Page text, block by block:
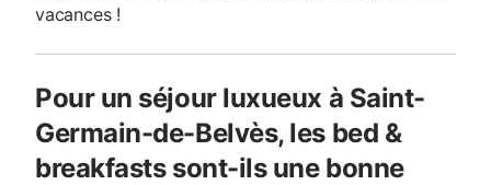
vacances !
Pour un séjour luxueux à Saint-
Germain-de-Belvès, les bed &
breakfasts sont-ils une bonne